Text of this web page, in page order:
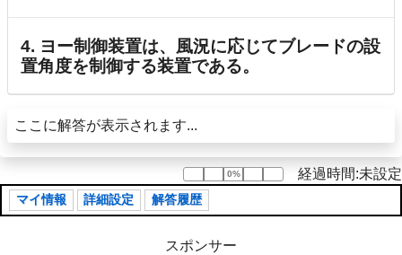
4. ヨー制御装置は、風況に応じてブレードの設
置角度を制御する装置である。
ここに解答が表示されます...
0%
0% 経過時間:未設定
マイ情報 詳細設定 解答履歴
スポンサー